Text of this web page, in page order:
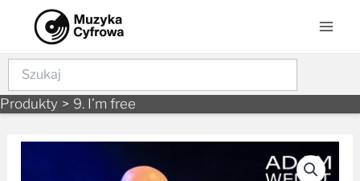
content
Szukaj
Produkty 9. I’m free